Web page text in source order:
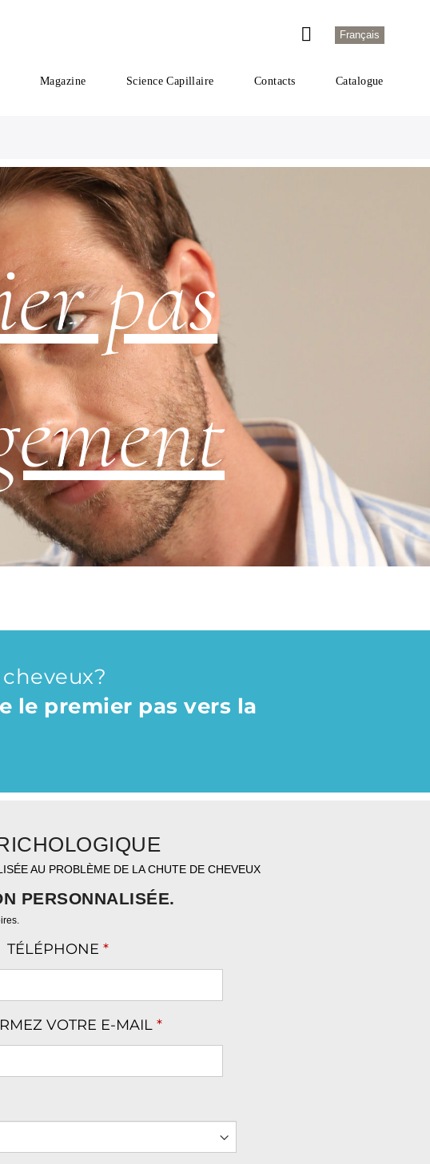
Français
Magazine Science Capillaire Contacts Catalogue
pas
le premier pas vers la
AU PROBLÈME DE LA CHUTE DE CHEVEUX
PERSONNALISÉE.
TÉLÉPHONE *
VOTRE E-MAIL*